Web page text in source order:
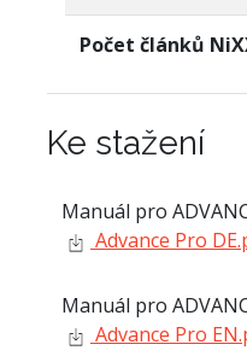
Počet článků
Ke stažení
Manuál pro
Advance Pro
Manuál pro
Advance Pro